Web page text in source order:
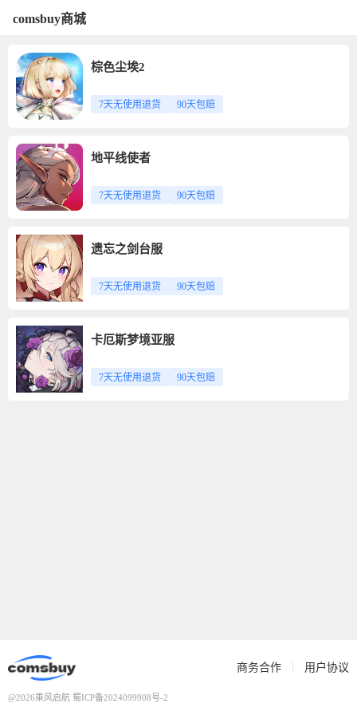
comsbuy商城
棕色尘埃2
7天无使用退货 90天包赔
地平线使者
7天无使用退货 90天包赔
遗忘之剑台服
7天无使用退货 90天包赔
卡厄斯梦境亚服
7天无使用退货 90天包赔
商务合作 用户协议
@2026乘风启航 蜀ICP备2024099908号-2